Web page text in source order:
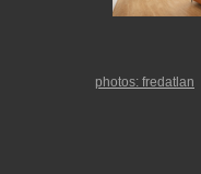
photos: fredatlan